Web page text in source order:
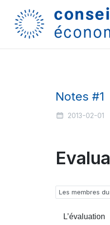
Notes #1
2013-02-01
Les membres